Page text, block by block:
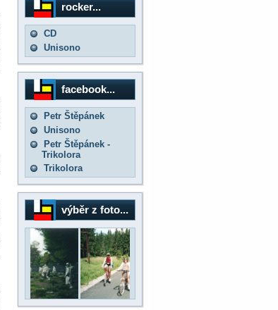
rocker...
CD
Unisono
facebook...
Petr Štěpánek
Unisono
Petr Štěpánek -
Trikolora
Trikolora
výběr z foto...